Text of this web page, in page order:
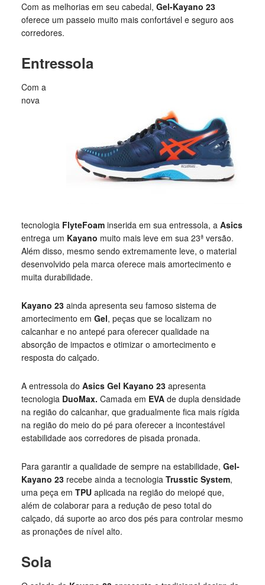
Com as melhorias em seu cabedal, Gel-Kayano 23
oferece um passeio muito mais confortável e seguro aos
corredores.
Entressola
Com a
nova
tecnologia FlyteFoaminserida em sua entressola, a Asics
entrega um Kayano muito mais leve em sua 23ª versão.
Além disso, mesmo sendo extremamente leve, o material
desenvolvido pela marca oferece mais amortecimento e
muita durabilidade.
Kayano 23 ainda apresenta seu famoso sistema de
amortecimento em Gel, peças que se localizam no
calcanhar e no antepé para oferecer qualidade na
absorção de impactos e otimizar o amortecimento e
resposta do calçado.
A entressola do Asics Gel Kayano 23apresenta
tecnologia DuoMax. Camada em EVA de dupla densidade
na região do calcanhar, que gradualmente fica mais rígida
na região do meio do pé para oferecer a incontestável
estabilidade aos corredores de pisada pronada.
Para garantir a qualidade de sempre na estabilidade, Gel-
Kayano 23recebe ainda a tecnologia Trusstic System,
uma peça em TPU aplicada na região do meiopé que,
além de colaborar para a redução de peso total do
calçado, dá suporte ao arco dos pés para controlar mesmo
as pronações de nível alto.
Sola